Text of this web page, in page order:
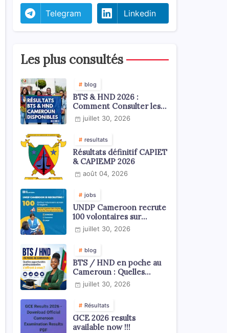
Telegram Linkedin
Les plus consultés
blog
BTS & HND 2026 :
Comment Consulter les
Résultats ?
juillet 30, 2026
resultats
Résultats définitif CAPIET
& CAPIEMP 2026
août 04, 2026
jobs
UNDP Cameroon recrute
100 volontaires sur
l'échelle du territoire
national
juillet 30, 2026
blog
BTS / HND en poche au
Cameroun : Quelles
opportunités
professionnelles s'offrent
juillet 30, 2026
Résultats
GCE 2026 results
available now !!!